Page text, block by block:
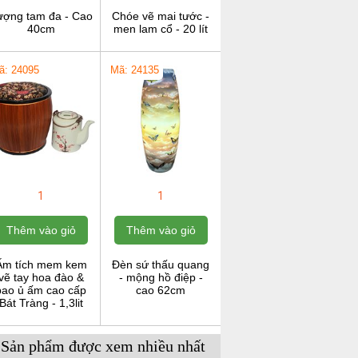
tam đa - Cao
40cm
Chóe vẽ mai tước -
men lam cổ - 20 lít
24095
1
Thêm vào giỏ
tích mem kem
tay hoa đào &
ủ ấm cao cấp
Tràng - 1,3lit
Mã: 24135
1
Thêm vào giỏ
Đèn sứ thấu quang
- mộng hồ điệp -
cao 62cm
Sản phẩm được xem nhiều nhất